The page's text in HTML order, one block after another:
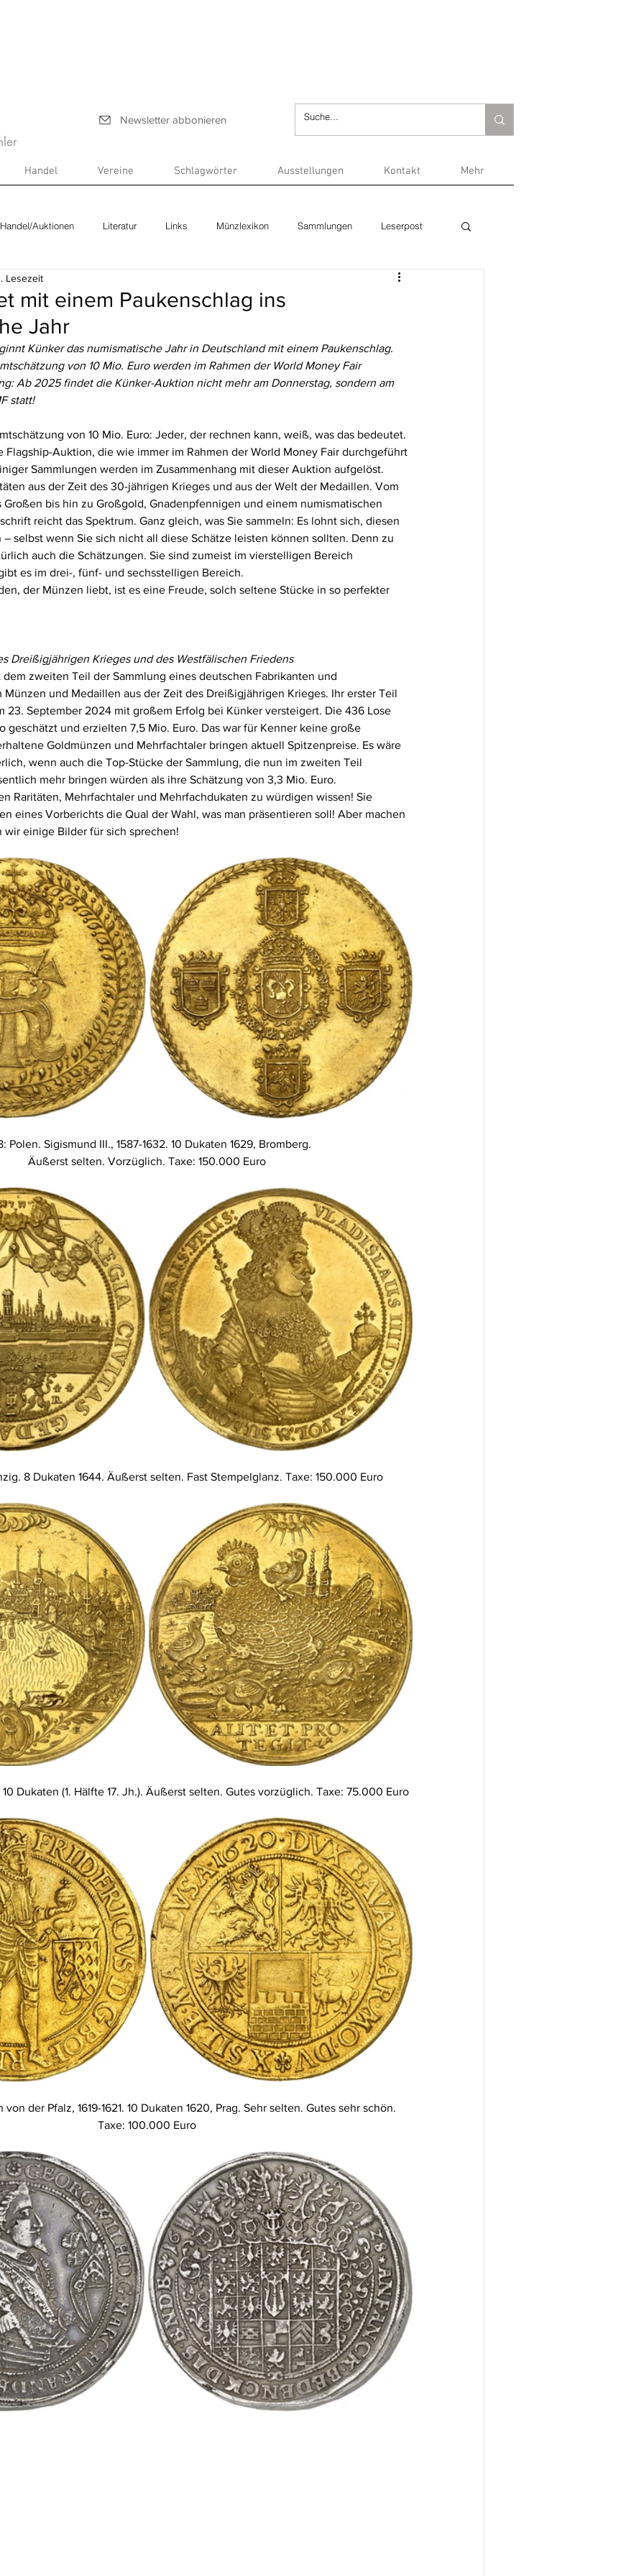
Newsletter abbonieren
Handel Vereine Schlagwörter Ausstellungen Kontakt Mehr
Handel/Auktionen Literatur Links Münzlexikon Sammlungen Leserpost
mit einem Paukenschlag ins
Jahr
Lesezeit
Künker das numismatische Jahr in Deutschland mit einem Paukenschlag.
von 10 Mio. Euro werden im Rahmen der World Money Fair
Ab 2025 findet die Künker-Auktion nicht mehr am Donnerstag, sondern am
statt!
von 10 Mio. Euro: Jeder, der rechnen kann, weiß, was das bedeutet.
Flagship-Auktion, die wie immer im Rahmen der World Money Fair durchgeführt
Sammlungen werden im Zusammenhang mit dieser Auktion aufgelöst.
aus der Zeit des 30-jährigen Krieges und aus der Welt der Medaillen. Vom
Großen bis hin zu Großgold, Gnadenpfennigen und einem numismatischen
reicht das Spektrum. Ganz gleich, was Sie sammeln: Es lohnt sich, diesen
selbst wenn Sie sich nicht all diese Schätze leisten können sollten. Denn zu
auch die Schätzungen. Sie sind zumeist im vierstelligen Bereich
es im drei-, fünf- und sechsstelligen Bereich.
der Münzen liebt, ist es eine Freude, solch seltene Stücke in so perfekter
Dreißigjährigen Krieges und des Westfälischen Friedens
zweiten Teil der Sammlung eines deutschen Fabrikanten und
Münzen und Medaillen aus der Zeit des Dreißigjährigen Krieges. Ihr erster Teil
23. September 2024 mit großem Erfolg bei Künker versteigert. Die 436 Lose
geschätzt und erzielten 7,5 Mio. Euro. Das war für Kenner keine große
Goldmünzen und Mehrfachtaler bringen aktuell Spitzenpreise. Es wäre
wenn auch die Top-Stücke der Sammlung, die nun im zweiten Teil
mehr bringen würden als ihre Schätzung von 3,3 Mio. Euro.
Raritäten, Mehrfachtaler und Mehrfachdukaten zu würdigen wissen! Sie
eines Vorberichts die Qual der Wahl, was man präsentieren soll! Aber machen
wir einige Bilder für sich sprechen!
Polen. Sigismund III., 1587-1632. 10 Dukaten 1629, Bromberg.
Äußerst selten. Vorzüglich. Taxe: 150.000 Euro
8 Dukaten 1644. Äußerst selten. Fast Stempelglanz. Taxe: 150.000 Euro
Dukaten (1. Hälfte 17. Jh.). Äußerst selten. Gutes vorzüglich. Taxe: 75.000 Euro
der Pfalz, 1619-1621. 10 Dukaten 1620, Prag. Sehr selten. Gutes sehr schön.
Taxe: 100.000 Euro